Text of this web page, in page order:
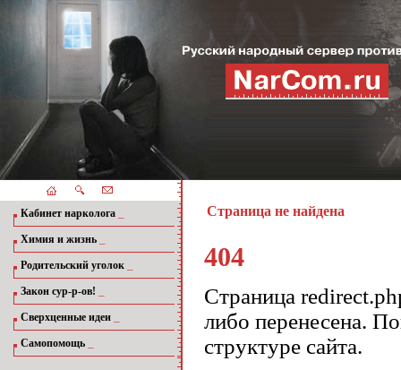
Кабинет нарколога
Химия и жизнь
Родительский уголок
Закон сур-р-ов!
Сверхценные идеи
Самопомощь
Страница не найдена
404
Страница
либо перенесена.
структуре сайта.